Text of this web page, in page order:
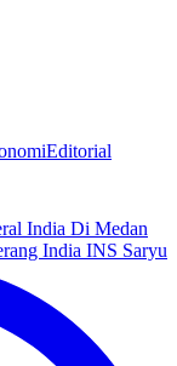
Editorial
India Di Medan
India INS Saryu